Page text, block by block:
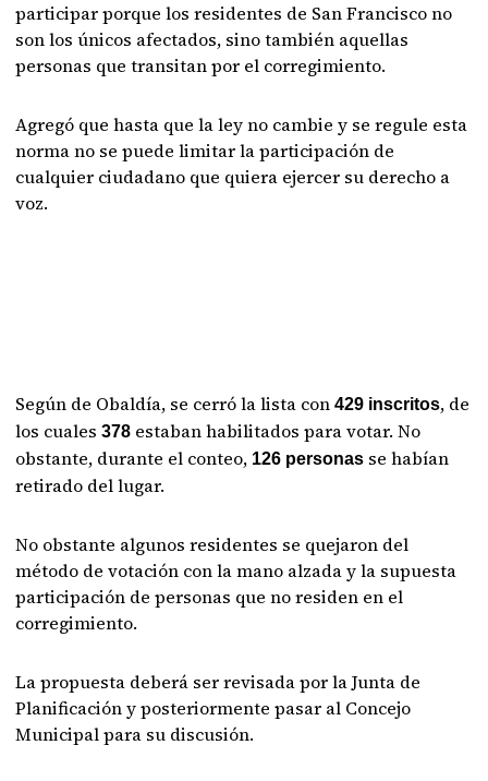
participar porque los residentes de San Francisco no
son los únicos afectados, sino también aquellas
personas que transitan por el corregimiento.
Agregó que hasta que la ley no cambie y se regule esta
norma no se puede limitar la participación de
cualquier ciudadano que quiera ejercer su derecho a
voz.
Según de Obaldía, se cerró la lista con 429 inscritos, de
los cuales378 estaban habilitados para votar. No
obstante, durante el conteo, 126 personas se habían
retirado del lugar.
No obstante algunos residentes se quejaron del
método de votación con la mano alzada y la supuesta
participación de personas que no residen en el
corregimiento.
La propuesta deberá ser revisada por la Junta de
Planificación y posteriormente pasar al Concejo
Municipal para su discusión.